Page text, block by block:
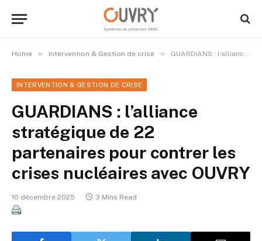
Home » Intervention & Gestion de crise » GUARDIANS : l’alliance stratégique de 22 partenaires pour contrer les crises nucléaires avec OUVRY
INTERVENTION & GESTION DE CRISE
GUARDIANS : l’alliance
stratégique de 22
partenaires pour contrer les
crises nucléaires avec OUVRY
10 décembre 2025 3 Mins Read